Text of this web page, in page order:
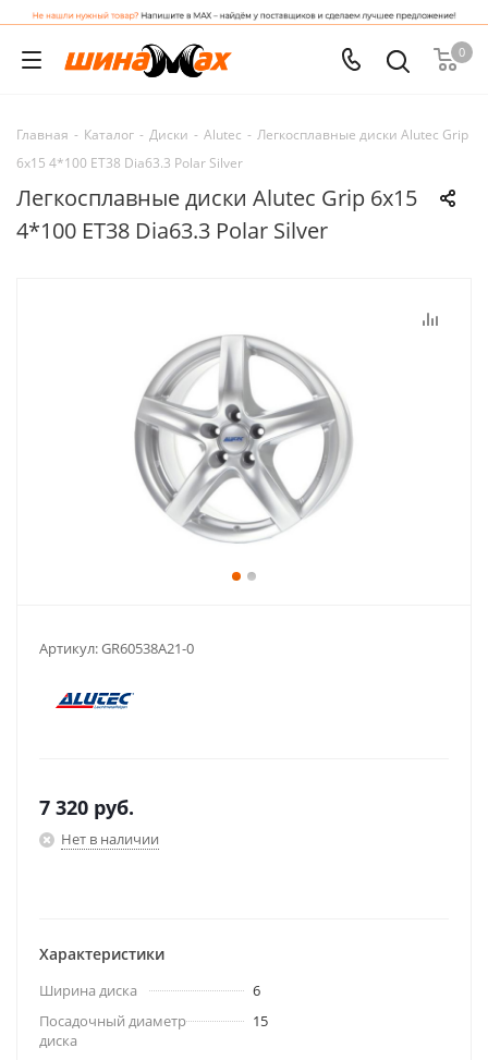
0
Главная - Каталог - Диски - Alutec - Легкосплавные диски Alutec Grip
6x15 4*100 ET38 Dia63.3 Polar Silver
Легкосплавные диски Alutec Grip 6x15
4*100 ET38 Dia63.3 Polar Silver
Артикул:GR60538A21-0
7 320 руб.
Нет в наличии
Характеристики
Ширина диска
6
Посадочный диаметр
диска
15